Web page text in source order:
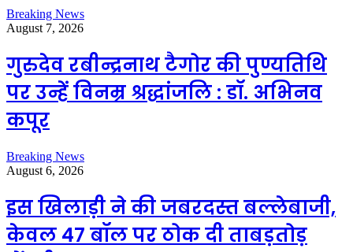
Breaking News
August 7, 2026
गुरुदेव रबीन्द्रनाथ टैगोर की पुण्यतिथि
पर उन्हें विनम्र श्रद्धांजलि : डॉ. अभिनव
कपूर
Breaking News
August 6, 2026
इस खिलाड़ी ने की जबरदस्त बल्लेबाजी,
केवल 47 बॉल पर ठोक दी ताबड़तोड़